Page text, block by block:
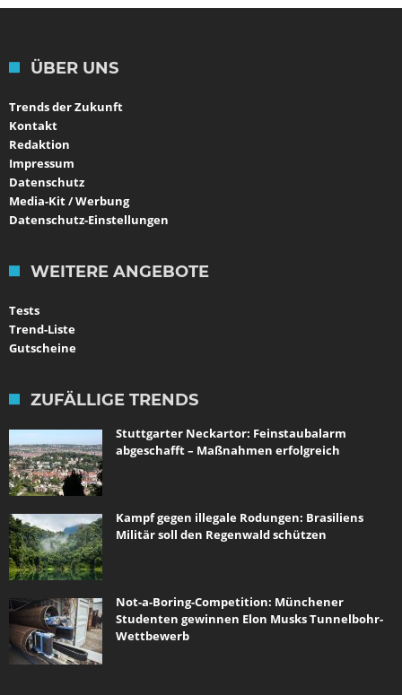
ÜBER UNS
Trends der Zukunft
Kontakt
Redaktion
Impressum
Datenschutz
Media-Kit / Werbung
Datenschutz-Einstellungen
WEITERE ANGEBOTE
Tests
Trend-Liste
Gutscheine
ZUFÄLLIGE TRENDS
Stuttgarter Neckartor: Feinstaubalarm
abgeschafft – Maßnahmen erfolgreich
Kampf gegen illegale Rodungen: Brasiliens
Militär soll den Regenwald schützen
Not-a-Boring-Competition: Münchener
Studenten gewinnen Elon Musks Tunnelbohr-
Wettbewerb